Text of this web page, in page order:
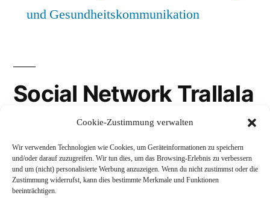
Cookie-Zustimmung verwalten
Wir verwenden Technologien wie Cookies, um Geräteinformationen zu speichern
und/oder darauf zuzugreifen. Wir tun dies, um das Browsing-Erlebnis zu verbessern
und um (nicht) personalisierte Werbung anzuzeigen. Wenn du nicht zustimmst oder die
Zustimmung widerrufst, kann dies bestimmte Merkmale und Funktionen
beeinträchtigen.
und Gesundheitskommunikation
Social Network Trallala
LinkedIn
Mastodon